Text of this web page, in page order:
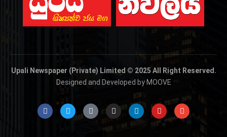
Upali Newspaper (Private) Limited © 2025 All Right Reserved.
Designed and Developed by MOOVE